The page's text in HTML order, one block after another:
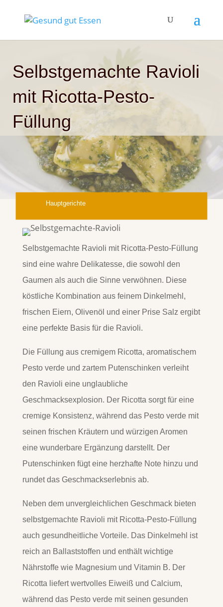
Selbstgemachte Ravioli
mit Ricotta-Pesto-
Füllung
Hauptgerichte
Selbstgemachte Ravioli mit Ricotta-Pesto-Füllung
sind eine wahre Delikatesse, die sowohl den
Gaumen als auch die Sinne verwöhnen. Diese
köstliche Kombination aus feinem Dinkelmehl,
frischen Eiern, Olivenöl und einer Prise Salz ergibt
eine perfekte Basis für die Ravioli.
Die Füllung aus cremigem Ricotta, aromatischem
Pesto verde und zartem Putenschinken verleiht
den Ravioli eine unglaubliche
Geschmacksexplosion. Der Ricotta sorgt für eine
cremige Konsistenz, während das Pesto verde mit
seinen frischen Kräutern und würzigen Aromen
eine wunderbare Ergänzung darstellt. Der
Putenschinken fügt eine herzhafte Note hinzu und
rundet das Geschmackserlebnis ab.
Neben dem unvergleichlichen Geschmack bieten
selbstgemachte Ravioli mit Ricotta-Pesto-Füllung
auch gesundheitliche Vorteile. Das Dinkelmehl ist
reich an Ballaststoffen und enthält wichtige
Nährstoffe wie Magnesium und Vitamin B. Der
Ricotta liefert wertvolles Eiweiß und Calcium,
während das Pesto verde mit seinen gesunden